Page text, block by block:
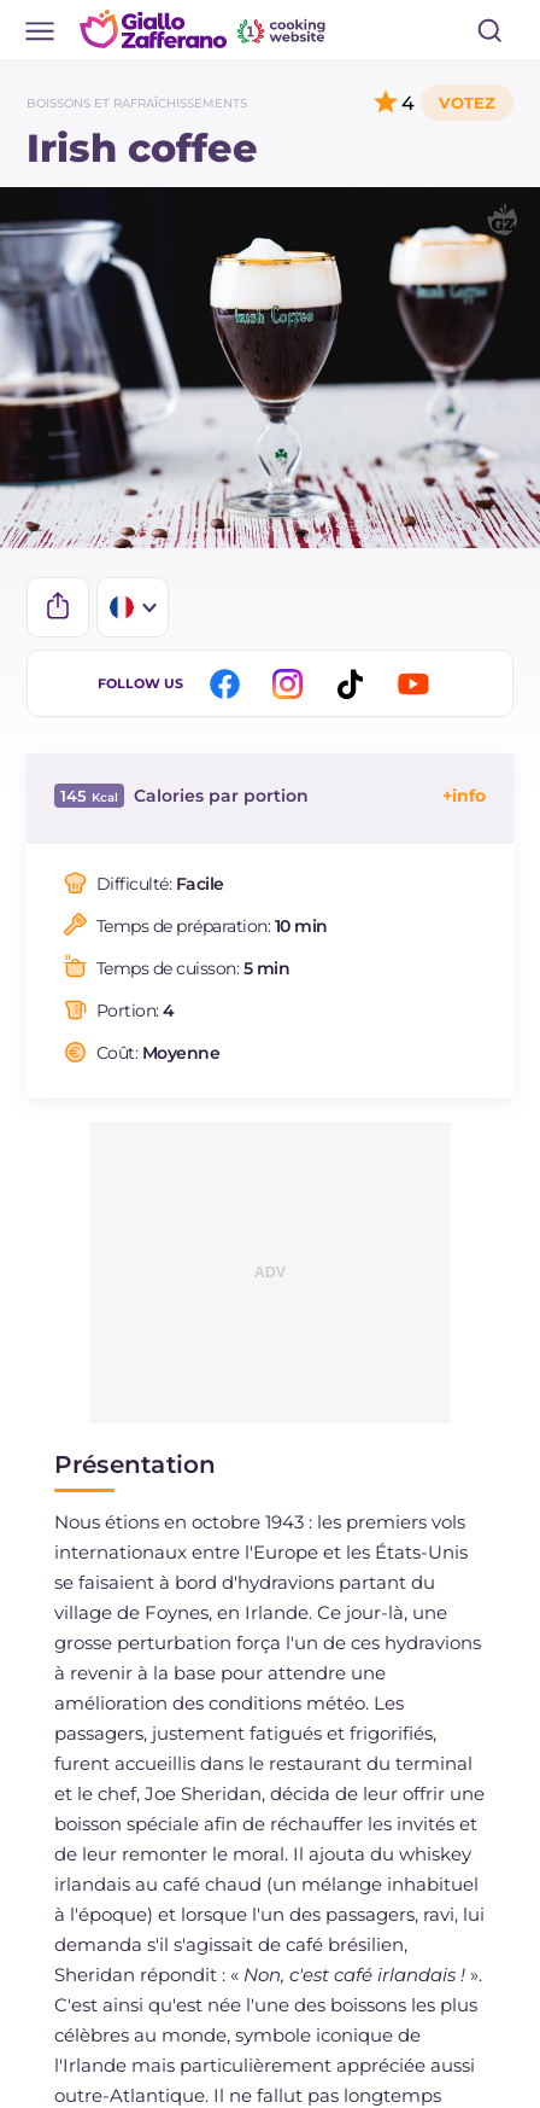
BOISSONS ET RAFRAÎCHISSEMENTS
Irish coffee
4
IT
DE
NL
FOLLOW US
145 Calories par portion
Dont sucres
Protéine
Graisses
Cholestérol
Sodium
Difficulté: Facile
Temps de préparation:10 min
Temps de cuisson:5 min
Portion:4
Coût: Moyenne
Présentation
Nous étions en octobre 1943 : les premiers vols
internationaux entre l'Europe et les États-Unis
se faisaient à bord d'hydravions partant du
village de Foynes, en Irlande. Ce jour-là, une
grosse perturbation força l'un de ces hydravions
à revenir à la base pour attendre une
amélioration des conditions météo. Les
passagers, justement fatigués et frigorifiés,
furent accueillis dans le restaurant du terminal
et le chef, Joe Sheridan, décida de leur offrir une
boisson spéciale afin de réchauffer les invités et
de leur remonter le moral. Il ajouta du whiskey
irlandais au café chaud (un mélange inhabituel
à l'époque) et lorsque l'un des passagers, ravi, lui
demanda s'il s'agissait de café brésilien,
Sheridan répondit : « Non, c'est café irlandais !».
C'est ainsi qu'est née l'une des boissons les plus
célèbres au monde, symbole iconique de
l'Irlande mais particulièrement appréciée aussi
outre-Atlantique. Il ne fallut pas longtemps